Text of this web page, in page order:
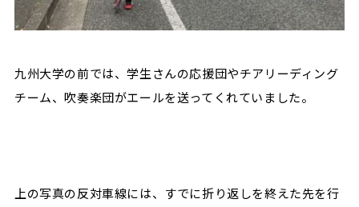
九州大学の前では、学生さんの応援団やチアリーディング
チーム、吹奏楽団がエールを送ってくれていました。
上の写真の反対車線には、すでに折り返しを終えた先を行